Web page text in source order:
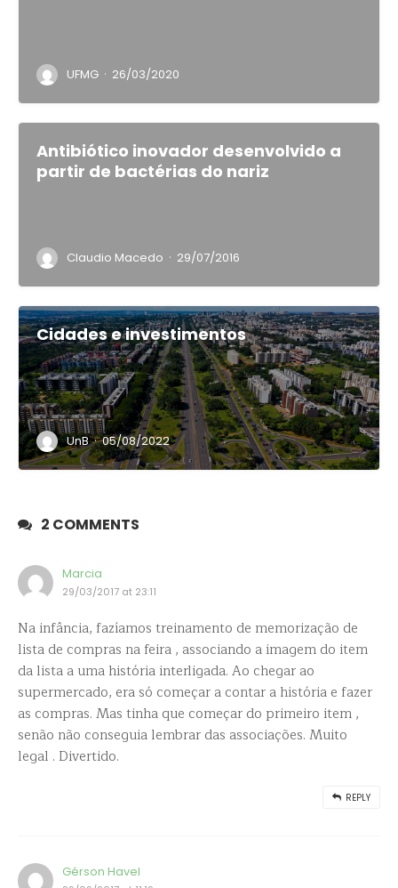
UFMG · 26/03/2020
Antibiótico inovador desenvolvido a
partir de bactérias do nariz
Claudio Macedo · 29/07/2016
Cidades e investimentos
UnB · 05/08/2022
2 COMMENTS
Marcia
29/03/2017 at 23:11
Na infância, fazíamos treinamento de memorização de
lista de compras na feira , associando a imagem do item
da lista a uma história interligada. Ao chegar ao
supermercado, era só começar a contar a história e fazer
as compras. Mas tinha que começar do primeiro item ,
senão não conseguia lembrar das associações. Muito
legal . Divertido.
REPLY
Gérson Havel